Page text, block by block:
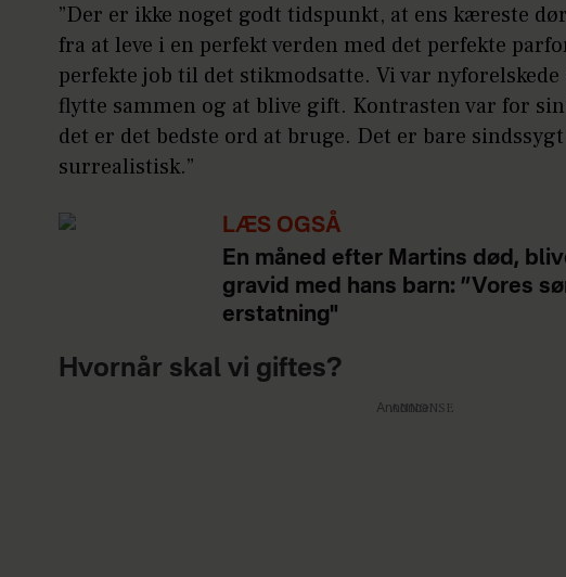
”Der er ikke noget godt tidspunkt, at ens kæreste
fra at leve i en perfekt verden med det perfekte
perfekte job til det stikmodsatte. Vi var
flytte sammen og at blive gift. Kontrasten var for
det er det bedste ord at bruge. Det er bare
surrealistisk.”
LÆS OGSÅ
En måned efter Martins død,
gravid med hans barn: ”Vores
erstatning"
Hvornår skal vi giftes?
Annonce